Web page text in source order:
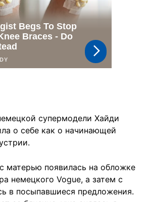
супермодели Хайди
о себе как о начинающей
матерью появилась на обложке
немецкого Vogue, а затем с
в посыпавшиеся предложения.